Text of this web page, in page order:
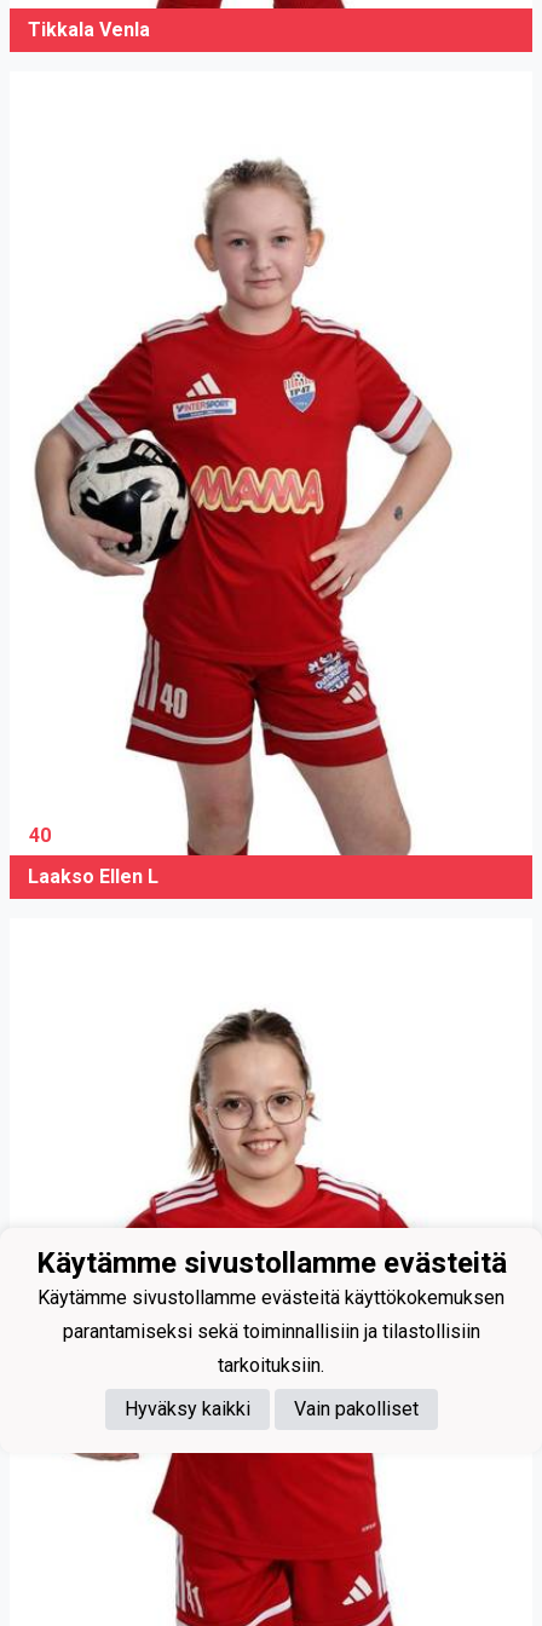
Tikkala Venla
40
Laakso Ellen L
Käytämme sivustollamme evästeitä
Käytämme sivustollamme evästeitä käyttökokemuksen
parantamiseksi sekä toiminnallisiin ja tilastollisiin
tarkoituksiin.
Hyväksy kaikki
Vain pakolliset